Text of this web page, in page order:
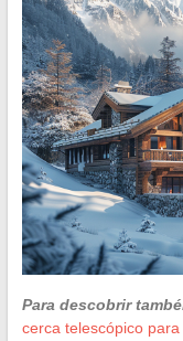
Para descobrir
cerca telescópico